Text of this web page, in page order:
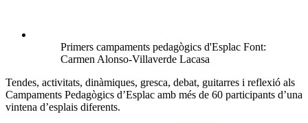
Primers campaments pedagògics d'Esplac Font:
Carmen Alonso-Villaverde Lacasa
Tendes, activitats, dinàmiques, gresca, debat, guitarres i reflexió als
Campaments Pedagògics d’Esplac amb més de 60 participants d’una
vintena d’esplais diferents.